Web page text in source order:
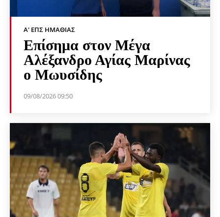
Α' ΕΠΣ ΗΜΑΘΊΑΣ
Επίσημα στον Μέγα
Αλέξανδρο Αγίας Μαρίνας
ο Μωυσίδης
09/08/2026 09:50